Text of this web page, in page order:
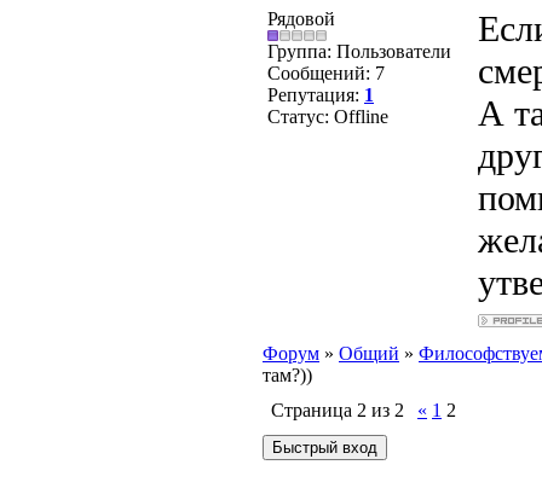
Рядовой
Группа: Пользователи
Сообщений: 7
Репутация: 1
Статус: Offline
А
Форум » Общий »
там?))
Страница 2 из 2 « 1 2